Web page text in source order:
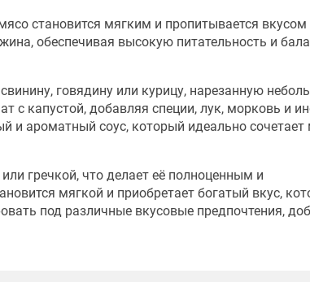
становится мягким и пропитывается вкусом
обеспечивая высокую питательность и
говядину или курицу, нарезанную
с капустой, добавляя специи, лук, морковь и
и ароматный соус, который идеально сочетает
гречкой, что делает её полноценным и
мягкой и приобретает богатый вкус,
под различные вкусовые предпочтения,